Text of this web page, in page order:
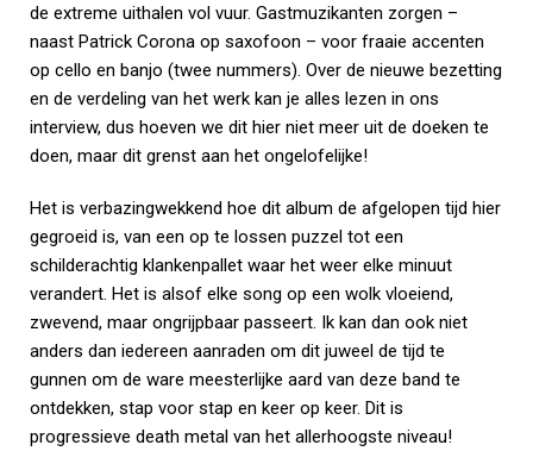
de extreme uithalen vol vuur. Gastmuzikanten zorgen –
naast Patrick Corona op saxofoon – voor fraaie accenten
op cello en banjo (twee nummers). Over de nieuwe bezetting
en de verdeling van het werk kan je alles lezen in ons
interview, dus hoeven we dit hier niet meer uit de doeken te
doen, maar dit grenst aan het ongelofelijke!
Het is verbazingwekkend hoe dit album de afgelopen tijd hier
gegroeid is, van een op te lossen puzzel tot een
schilderachtig klankenpallet waar het weer elke minuut
verandert. Het is alsof elke song op een wolk vloeiend,
zwevend, maar ongrijpbaar passeert. Ik kan dan ook niet
anders dan iedereen aanraden om dit juweel de tijd te
gunnen om de ware meesterlijke aard van deze band te
ontdekken, stap voor stap en keer op keer. Dit is
progressieve death metal van het allerhoogste niveau!